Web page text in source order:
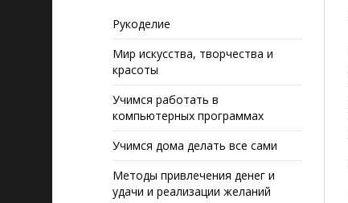
Рукоделие
Мир искусства, творчества и
красоты
Учимся работать в
компьютерных программах
Учимся дома делать все сами
Методы привлечения денег и
удачи и реализации желаний